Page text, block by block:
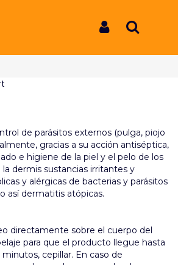
100 Ml
de parásitos externos (pulga, piojo
gracias a su acción antiséptica,
e higiene de la piel y el pelo de los
la dermis sustancias irritantes y
y alérgicas de bacterias y parásitos
así dermatitis atópicas.
directamente sobre el cuerpo del
para que el producto llegue hasta
cepillar. En caso de